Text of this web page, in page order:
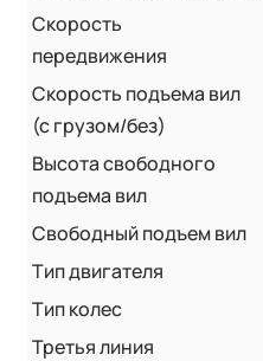
Скорость
передвижения
Скорость подъема вил
(с грузом/без)
Высота свободного
подъема вил
Свободный подъем вил
Тип двигателя
Тип колес
Третья линия